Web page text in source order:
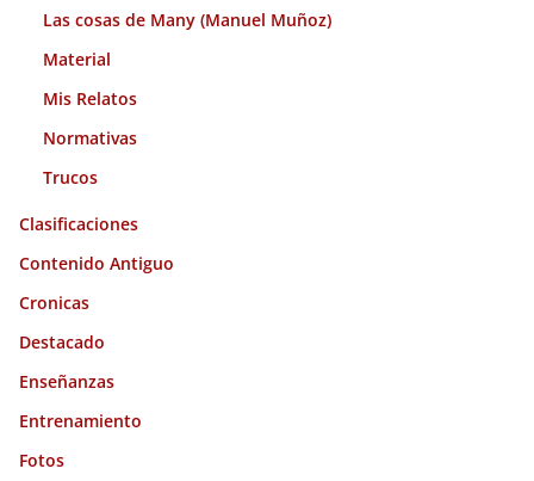
Las cosas de Many (Manuel Muñoz)
Material
Mis Relatos
Normativas
Trucos
Clasificaciones
Contenido Antiguo
Cronicas
Destacado
Enseñanzas
Entrenamiento
Fotos